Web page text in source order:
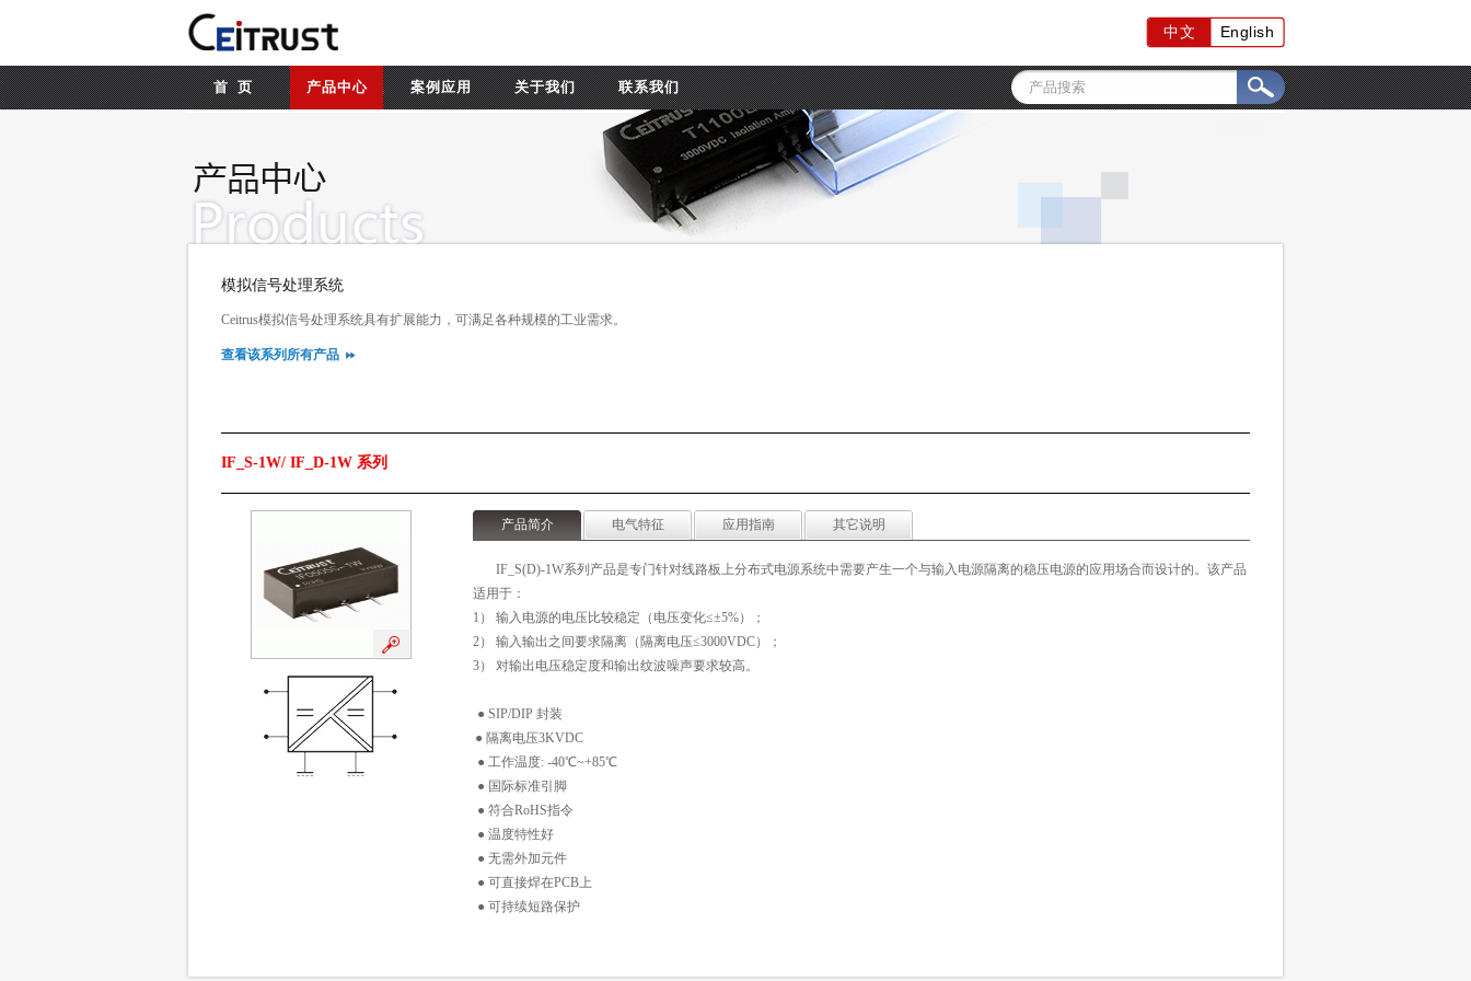
中文 English
首 页 产品中心 案例应用 关于我们 联系我们
模拟信号处理系统
Ceitrus模拟信号处理系统具有扩展能力，可满足各种规模的工业需求。
查看该系列所有产品
IF_S-1W/ IF_D-1W 系列
产品简介 电气特征 应用指南 其它说明
IF_S(D)-1W系列产品是专门针对线路板上分布式电源系统中需要产生一个与输入电源隔离的稳压电源的应用场合而设计的。该产品
适用于：
1） 输入电源的电压比较稳定（电压变化≤±5%）
；
2） 输入输出之间要求隔离（隔离电压≤3000VDC）；
3） 对输出电压稳定度和输出纹波噪声要求较高。
● SIP/DIP 封装
● 隔离电压3KVDC
● 工作温度: -40℃~+85℃
● 国际标准引脚
● 符合RoHS指令
● 温度特性好
● 无需外加元件
● 可直接焊在PCB上
● 可持续短路保护